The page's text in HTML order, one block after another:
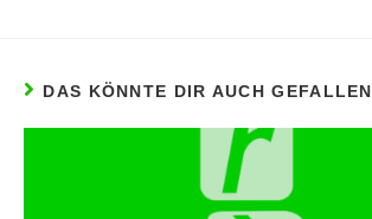
DAS KÖNNTE DIR AUCH GEFALLEN